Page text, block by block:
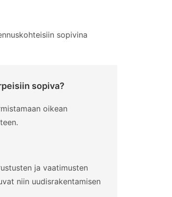
sopivina
sopiva?
oikean
ja vaatimusten
niin uudisrakentamisen